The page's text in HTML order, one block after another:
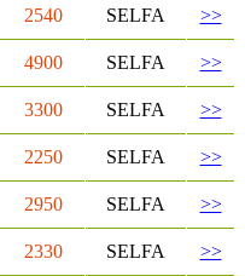
2540 SELFA
>>
4900 SELFA
>>
3300 SELFA
>>
2250 SELFA
>>
2950 SELFA
>>
2330 SELFA
>>